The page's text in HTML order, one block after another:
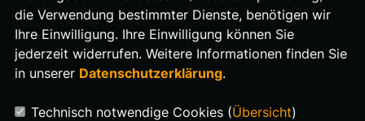
IMPRESSUM
DATENSCHUTZ
die Verwendung bestimmter Dienste, benötigen wir
Ihre Einwilligung. Ihre Einwilligung können Sie
jederzeit widerrufen. Weitere Informationen finden Sie
in unserer Datenschutzerklärung.
Technisch notwendige Cookies (Übersicht)